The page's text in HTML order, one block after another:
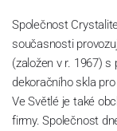
Společnost
současnosti
(založen v r. 1967)
dekoračního skla
Ve Světlé je také
firmy. Společnost